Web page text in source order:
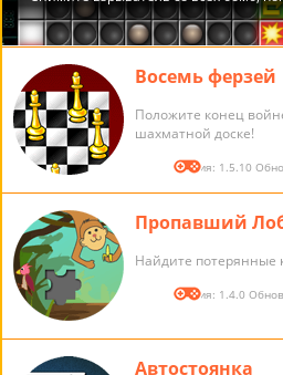
Восемь ферзей
Положите конец
шахматной доске!
Версия: 1.5.10
Пропавший
Найдите потерянные
Версия: 1.4.0
Автостоянка